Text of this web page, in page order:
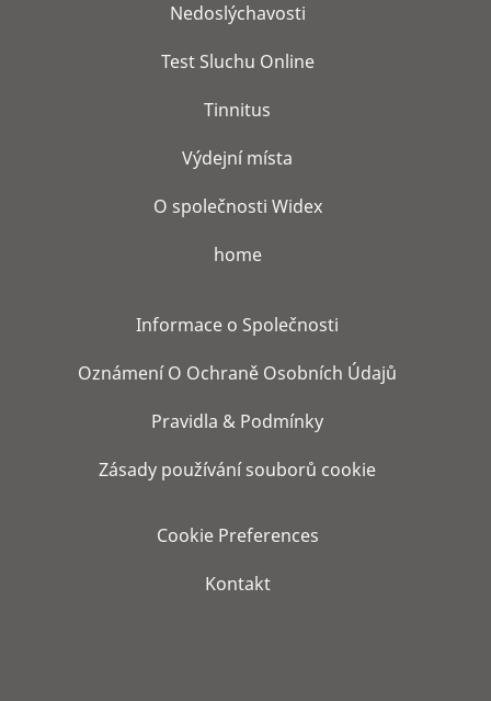
Nedoslýchavosti
Test Sluchu Online
Tinnitus
Výdejní místa
O společnosti Widex
home
Informace o Společnosti
Oznámení O Ochraně Osobních Údajů
Pravidla & Podmínky
Zásady používání souborů cookie
Cookie Preferences
Kontakt